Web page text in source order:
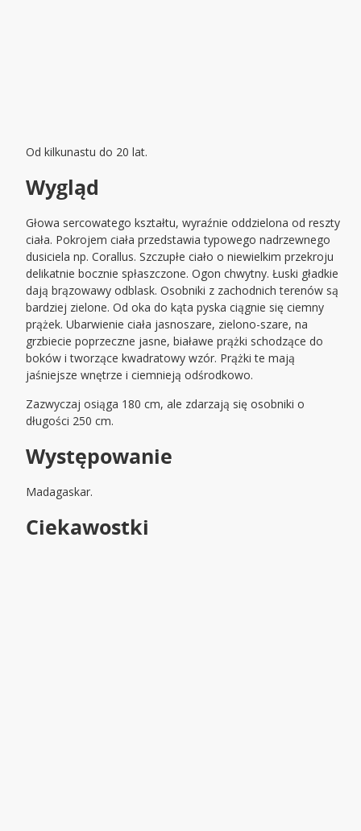
Od kilkunastu do 20 lat.
Wygląd
Głowa sercowatego kształtu, wyraźnie oddzielona od reszty
ciała. Pokrojem ciała przedstawia typowego nadrzewnego
dusiciela np. Corallus. Szczupłe ciało o niewielkim przekroju
delikatnie bocznie spłaszczone. Ogon chwytny. Łuski gładkie
dają brązowawy odblask. Osobniki z zachodnich terenów są
bardziej zielone. Od oka do kąta pyska ciągnie się ciemny
prążek. Ubarwienie ciała jasnoszare, zielono-szare, na
grzbiecie poprzeczne jasne, białawe prążki schodzące do
boków i tworzące kwadratowy wzór. Prążki te mają
jaśniejsze wnętrze i ciemnieją odśrodkowo.
Zazwyczaj osiąga 180 cm, ale zdarzają się osobniki o
długości 250 cm.
Występowanie
Madagaskar.
Ciekawostki